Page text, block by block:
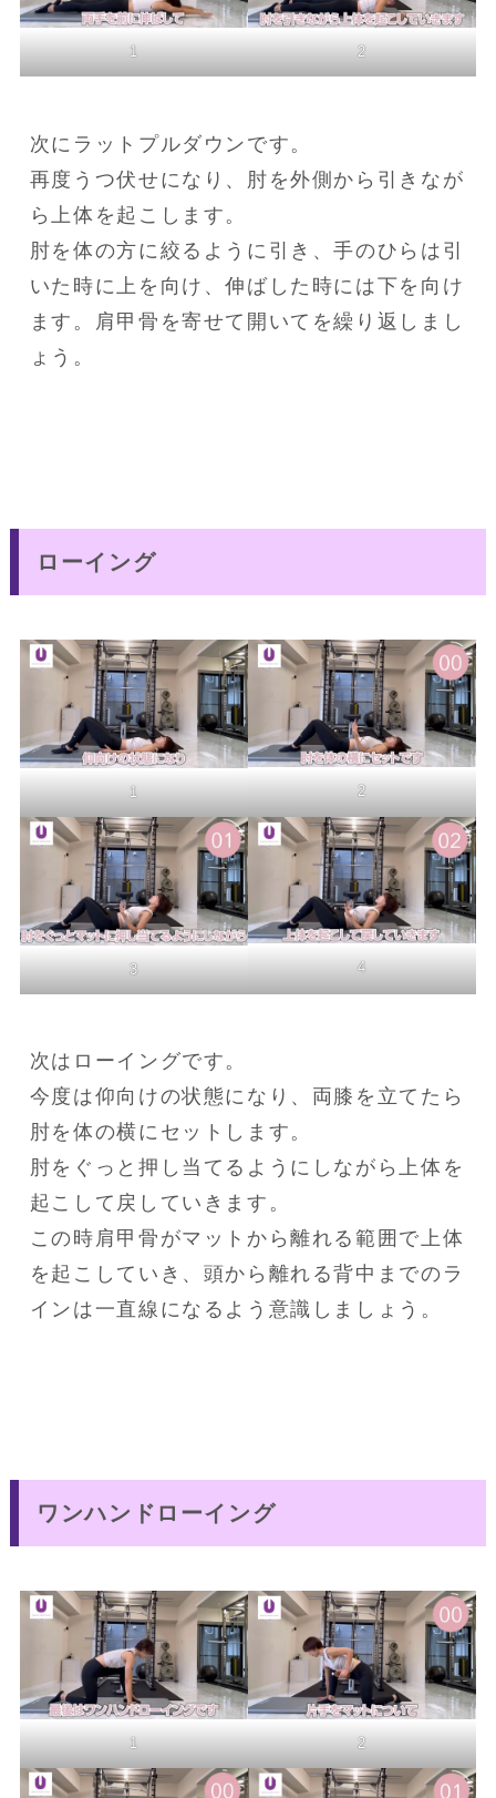
1 2
次にラットプルダウンです。
再度うつ伏せになり、肘を外側から引きなが
ら上体を起こします。
肘を体の方に絞るように引き、手のひらは引
いた時に上を向け、伸ばした時には下を向け
ます。肩甲骨を寄せて開いてを繰り返しまし
ローイング
1 2
3 4
次はローイングです。
今度は仰向けの状態になり、両膝を立てたら
肘を体の横にセットします。
肘をぐっと押し当てるようにしながら上体を
起こして戻していきます。
この時肩甲骨がマットから離れる範囲で上体
を起こしていき、頭から離れる背中までのラ
ワンハンドローイング
1 2